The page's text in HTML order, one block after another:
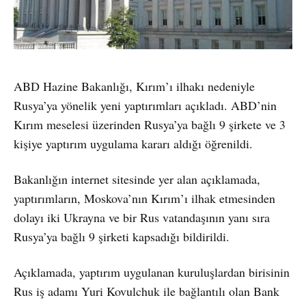
ABD Hazine Bakanlığı, Kırım’ı ilhakı nedeniyle
Rusya’ya yönelik yeni yaptırımları açıkladı. ABD’nin
Kırım meselesi üzerinden Rusya’ya bağlı 9 şirkete ve 3
kişiye yaptırım uygulama kararı aldığı öğrenildi.
Bakanlığın internet sitesinde yer alan açıklamada,
yaptırımların, Moskova’nın Kırım’ı ilhak etmesinden
dolayı iki Ukrayna ve bir Rus vatandaşının yanı sıra
Rusya’ya bağlı 9 şirketi kapsadığı bildirildi.
Açıklamada, yaptırım uygulanan kuruluşlardan birisinin
Rus iş adamı Yuri Kovulchuk ile bağlantılı olan Bank